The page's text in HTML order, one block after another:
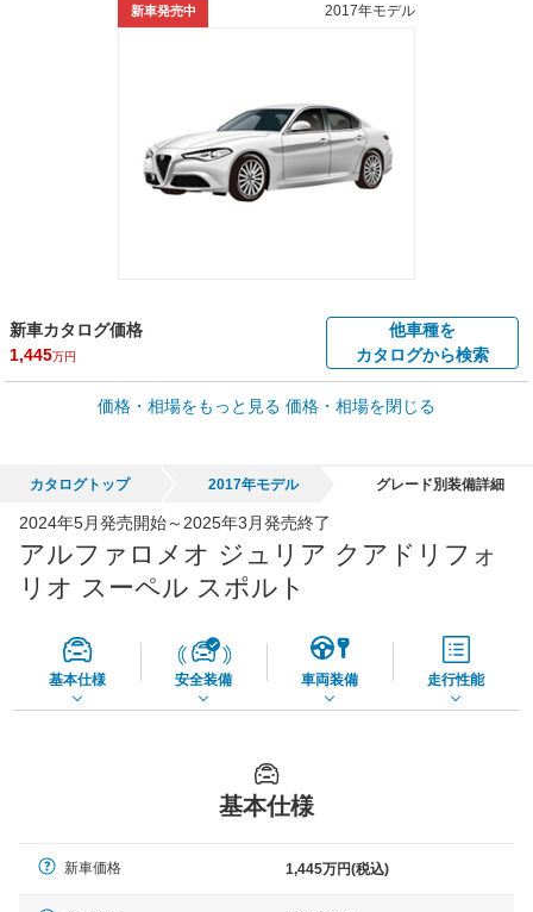
新車発売中 2017年モデル
新車カタログ価格
1,445万円
他車種を
カタログから検索
車買取価格 *
車買取相場
73,850円
*当該価格は車種別の価格となります。
価格・相場をもっと見る 価格・相場を閉じる
カタログトップ 2017年モデル グレード別装備詳細
2024年5月発売開始～2025年3月発売終了
アルファロメオ ジュリア クアドリフォ
リオ スーペル スポルト
基本仕様 安全装備 車両装備 走行性能
基本仕様
新車価格 1,445万円(税込)